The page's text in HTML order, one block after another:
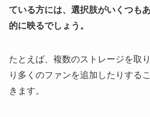
ている方には、選択肢がいくつも
的に映るでしょう。
たとえば、複数のストレージを取
り多くのファンを追加したりする
きます。